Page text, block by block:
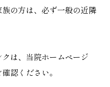
の方は、必ず一般の近隣
は、当院ホームページ
認ください。